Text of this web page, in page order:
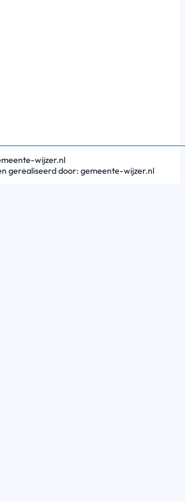
wijzer.nl
gerealiseerd door: gemeente-wijzer.nl